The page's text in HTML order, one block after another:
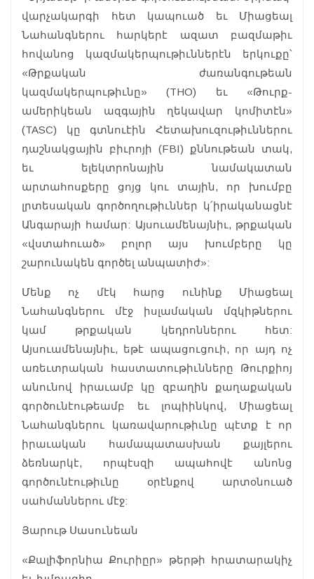
վարչակարգի հետ կապուած եւ Միացեալ
Նահանգներու հարկերէ ազատ բազմաթիւ
հովանոց կազմակերպութիւններէն երկուքը՝
«Թրքական ժառանգութեան
կազմակերպութիւնը» (THO) եւ «Թուրք-
ամերիկեան ազգային ղեկավար կոմիտէն»
(TASC) կը գտնուէին Հետախուզութիւններու
դաշնակցային բիւրոյի (FBI) քննութեան տակ,
եւ ելեկտրոնային նամակատան
արտահոսքերը ցոյց կու տային, որ խումբը
լրտեսական գործողութիւններ կ՛իրականացնէ
Անգարայի համար: Այսուամենայնիւ, թրքական
«վստահուած» բոլոր այս խումբերը կը
շարունակեն գործել անպատիժ»:
Մենք ոչ մէկ հարց ունինք Միացեալ
Նահանգներու մէջ իսլամական մզկիթներու
կամ թրքական կեդրոններու հետ:
Այսուամենայնիւ, եթէ ապացուցուի, որ այդ ոչ
առեւտրական հաստատութիւնները Թուրքիոյ
անունով իրաւամբ կը զբաղին քաղաքական
գործունէութեամբ եւ լոպիինկով, Միացեալ
Նահանգներու կառավարութիւնը պէտք է որ
իրաւական համապատասխան քայլերու
ձեռնարկէ, որպէսզի ապահովէ անոնց
գործունէութիւնը օրէնքով արտօնուած
սահմաններու մէջ:
Յարութ Սասունեան
«Քալիֆորնիա Քուրիըր» թերթի հրատարակիչ